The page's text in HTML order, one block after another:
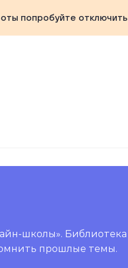
попробуйте отключить
школы».
прошлые темы.